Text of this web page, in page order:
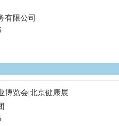
有限公司
博览会|北京健康展